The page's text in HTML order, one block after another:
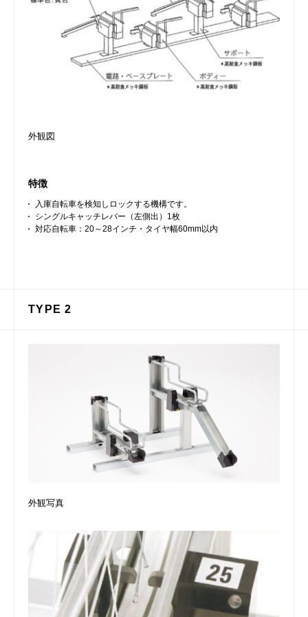
外観図
特徴
入庫自転車を検知しロックする機構です。
シングルキャッチレバー（左側出）1枚
対応自転車：20～28インチ・タイヤ幅60mm以内
TYPE 2
外観写真